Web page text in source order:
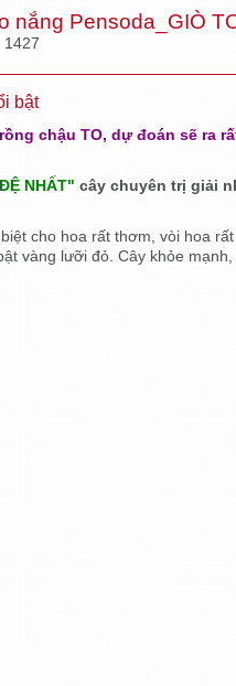
nắng Pensoda_GIÒ
1427
bật
chậu TO, dự đoán sẽ ra
NHẤT" cây chuyên trị giải
cho hoa rất thơm, vòi hoa
vàng lưỡi đỏ. Cây khỏe